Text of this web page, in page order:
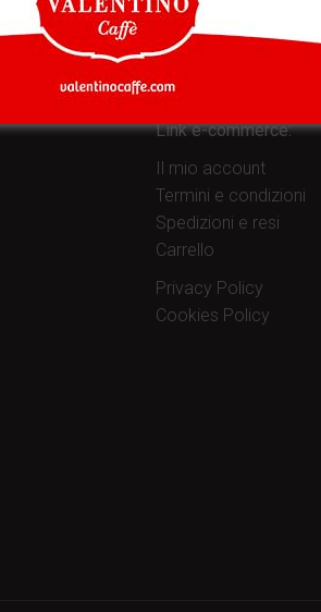
sui prodotti
Link e-commerce:
Il mio account
Termini e condizioni
Spedizioni e resi
Carrello
Privacy Policy
Cookies Policy